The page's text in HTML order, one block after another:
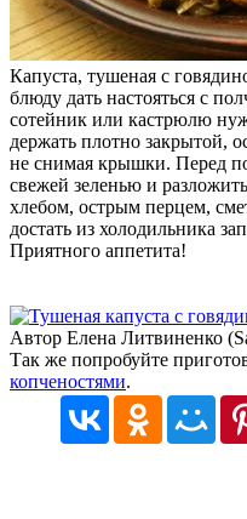
Капуста, тушеная с
блюду дать настояться с
сотейник или кастрюлю
держать плотно закрытой,
не снимая крышки. Перед
свежей зеленью и
хлебом, острым перцем,
достать из холодильника
Приятного аппетита!
Автор Елена Литвиненко
Так же попробуйте
копченостями.